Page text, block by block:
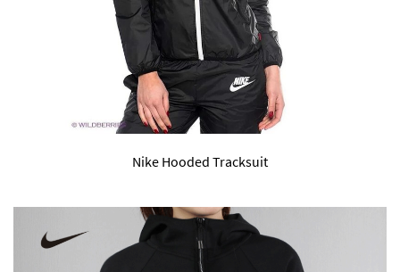
Nike Hooded Tracksuit